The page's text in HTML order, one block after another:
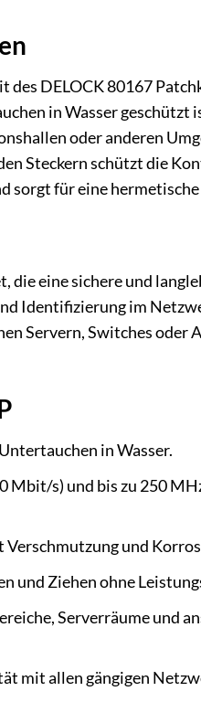
DELOCK 80167
in Wasser geschützt
oder anderen
Steckern schützt die
sorgt für eine
die eine sichere und
Identifizierung im
Servern, Switches oder
in Wasser.
s) und bis zu 250
Verschmutzung und
und Ziehen ohne
Serverräume und
mit allen gängigen